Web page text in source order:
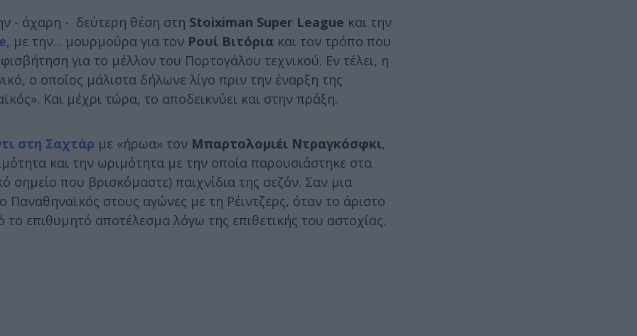
- άχαρη - δεύτερη θέση στη Stoiximan Super League και την
, με την... μουρμούρα για τον Ρουί Βιτόρια και τον τρόπο που
για το μέλλον του Πορτογάλου τεχνικού. Εν τέλει, η
ο οποίος μάλιστα δήλωνε λίγο πριν την έναρξη της
Και μέχρι τώρα, το αποδεικνύει και στην πράξη.
στη Σαχτάρ με «ήρωα» τον Μπαρτολομιέι Ντραγκόσφκι,
και την ωριμότητα με την οποία παρουσιάστηκε στα
σημείο που βρισκόμαστε) παιχνίδια της σεζόν. Σαν μια
στους αγώνες με τη Ρέιντζερς, όταν το άριστο
επιθυμητό αποτέλεσμα λόγω της επιθετικής του αστοχίας.